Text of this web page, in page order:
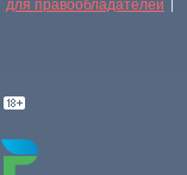
для правообладателей |